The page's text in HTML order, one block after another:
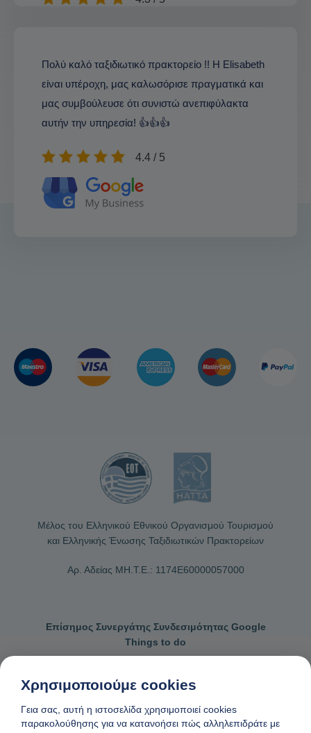
Πολύ καλό ταξιδιωτικό πρακτορείο !! Η Elisabeth
είναι υπέροχη, μας καλωσόρισε πραγματικά και
μας συμβούλευσε ότι συνιστώ ανεπιφύλακτα
αυτήν την υπηρεσία! 👍👍👍
4.4 / 5
Μέλος του Ελληνικού Εθνικού Οργανισμού Τουρισμού
και Ελληνικής Ένωσης Ταξιδιωτικών Πρακτορείων
Αρ. Αδείας ΜΗ.Τ.Ε.: 1174Ε60000057000
Επίσημος Συνεργάτης Συνδεσιμότητας Google
Things to do
Επικοινωνήστε μαζί μας Γενικοί όροι κρατήσεων
Χρησιμοποιούμε cookies
Γεια σας, αυτή η ιστοσελίδα χρησιμοποιεί cookies
παρακολούθησης για να κατανοήσει πώς αλληλεπιδράτε με